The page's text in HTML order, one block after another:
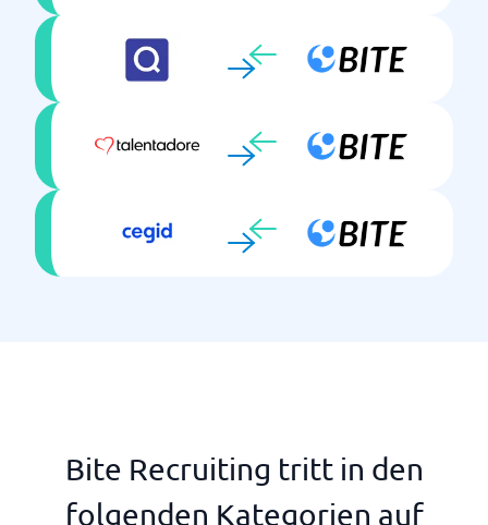
Bite Recruiting tritt in den
folgenden Kategorien auf